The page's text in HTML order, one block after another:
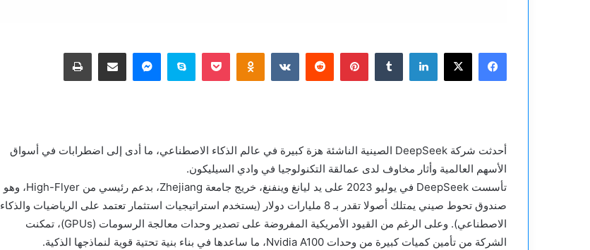
فيسبوك
‫X لينكدإن بينتيريست Odnoklassniki
‫Pocketسكايبماسنجرمشاركة عبر البريد طباعة
أحدثت شركة DeepSeek الصينية الناشئة هزة كبيرة في عالم الذكاء الاصطناعي، ما أدى إلى اضطرابات في أسواق
الأسهم العالمية وأثار مخاوف لدى عمالقة التكنولوجيا في وادي السيليكون.
تأسست DeepSeek في يوليو 2023 على يد ليانغ وينفنغ، خريج جامعة Zhejiang، بدعم رئيسي من High-Flyer، وهو
صندوق تحوط صيني يمتلك أصولا تقدر بـ 8 مليارات دولار (يستخدم استراتيجيات استثمار تعتمد على الرياضيات والذكاء
الاصطناعي). وعلى الرغم من القيود الأمريكية المفروضة على تصدير وحدات معالجة الرسومات (GPUs)، تمكنت
الشركة من تأمين كميات كبيرة من وحدات Nvidia A100، ما ساعدها في بناء بنية تحتية قوية لنماذجها الذكية.